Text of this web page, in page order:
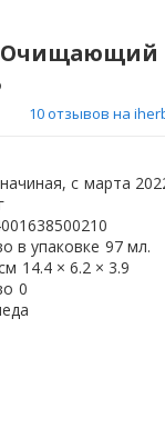
Очищающий
10 отзывов на
с марта
в упаковке 97 мл.
14.4 × 6.2 × 3.9
0